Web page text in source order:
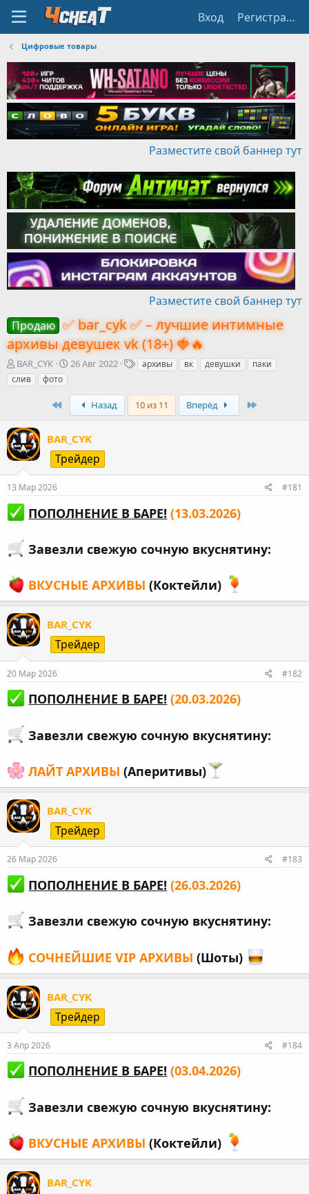
Вход Регистрация
Цифровые товары
Разместите свой баннер тут
Разместите свой баннер тут
Продаю ✅ bar_cyk ✅ – лучшие интимные
архивы девушек vk (18+) 🍓🔥
А
в
т
т
е
м
ы
BAR_CYK
Д
н
ч
а
л
а
26 Авг 2022
Т
и
архивы вк девушки
паки
слив
фото
Назад 10 из 11 Вперёд
BAR_CYK
Трейдер
13 Мар 2026 #181
ПОПОЛНЕНИЕ В БАРЕ! (13.03.2026)
Завезли свежую сочную вкуснятину:
ВКУСНЫЕ АРХИВЫ (Коктейли)
BAR_CYK
Трейдер
20 Мар 2026 #182
ПОПОЛНЕНИЕ В БАРЕ! (20.03.2026)
Завезли свежую сочную вкуснятину:
ЛАЙТ АРХИВЫ (Аперитивы)
BAR_CYK
Трейдер
26 Мар 2026 #183
ПОПОЛНЕНИЕ В БАРЕ! (26.03.2026)
Завезли свежую сочную вкуснятину:
СОЧНЕЙШИЕ VIP АРХИВЫ (Шоты)
BAR_CYK
Трейдер
3 Апр 2026 #184
ПОПОЛНЕНИЕ В БАРЕ! (03.04.2026)
Завезли свежую сочную вкуснятину:
ВКУСНЫЕ АРХИВЫ (Коктейли)
BAR_CYK